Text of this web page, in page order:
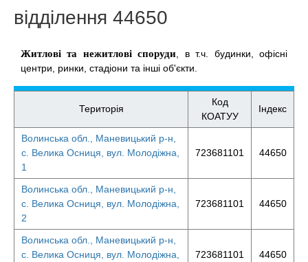
відділення 44650
Житлові та нежитлові споруди , в т.ч. будинки, офісні
центри, ринки, стадіони та інші об'єкти.
Територія
Код
КОАТУУ
Індекс
Волинська обл., Маневицький р-н,
с. Велика Осниця, вул. Молодіжна,
1
723681101 44650
Волинська обл., Маневицький р-н,
с. Велика Осниця, вул. Молодіжна,
2
723681101 44650
Волинська обл., Маневицький р-н,
с. Велика Осниця, вул. Молодіжна,
723681101 44650